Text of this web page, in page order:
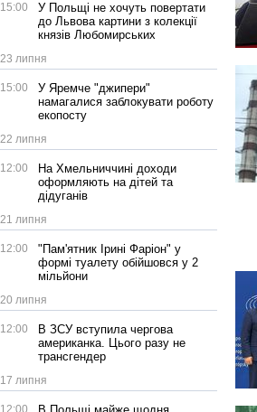
15:00
У Польщі не хочуть повертати
до Львова картини з колекції
князів Любомирських
23 липня
15:00
У Яремче "джипери"
намагалися заблокувати роботу
екопосту
22 липня
12:00
На Хмельниччині доходи
оформляють на дітей та
дідуганів
21 липня
12:00
"Пам'ятник Ірині Фаріон" у
формі туалету обійшовся у 2
мільйони
20 липня
12:00
В ЗСУ вступила чергова
американка. Цього разу не
трансгендер
17 липня
12:00